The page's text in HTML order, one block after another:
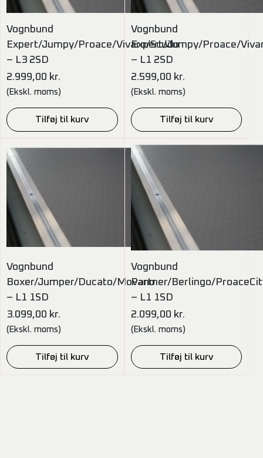
Vognbund
Expert/Jumpy/Proace/Vivaro/Scudo
– L3 2SD
2.999,00 kr.
(Ekskl. moms)
Tilføj til kurv
Vognbund
Expert/Jumpy/Proace/
– L1 2SD
2.599,00 kr.
(Ekskl. moms)
Tilføj til kurv
Vognbund
Boxer/Jumper/Ducato/Movano
– L1 1SD
3.099,00 kr.
(Ekskl. moms)
Tilføj til kurv
Vognbund
Partner/Berlingo/
– L1 1SD
2.099,00 kr.
(Ekskl. moms)
Tilføj til kurv